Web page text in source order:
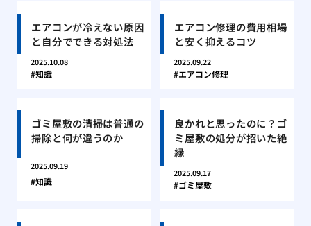
エアコンが冷えない原因
と自分でできる対処法
2025.10.08
知識
エアコン修理の費用相場
と安く抑えるコツ
2025.09.22
エアコン修理
ゴミ屋敷の清掃は普通の
掃除と何が違うのか
2025.09.19
知識
良かれと思ったのに？ゴ
ミ屋敷の処分が招いた絶
縁
2025.09.17
ゴミ屋敷